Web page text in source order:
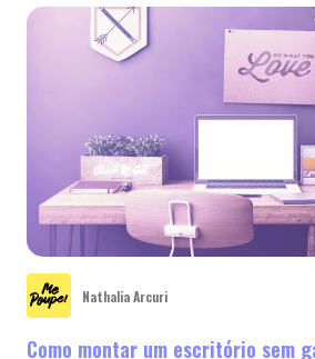
Nathalia Arcuri
Como montar um escritório sem